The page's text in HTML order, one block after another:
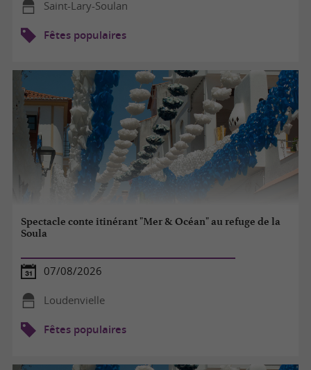
Saint-Lary-Soulan
Fêtes populaires
Spectacle conte itinérant "Mer & Océan" au refuge de la
Soula
07/08/2026
Loudenvielle
Fêtes populaires